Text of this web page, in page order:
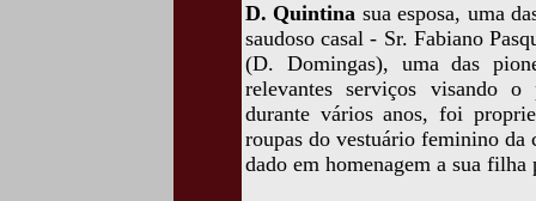
D. Quintina sua esposa, uma
saudoso casal - Sr. Fabiano
(D. Domingas), uma das
relevantes serviços visando
durante vários anos, foi
roupas do vestuário feminino da
dado em homenagem a sua